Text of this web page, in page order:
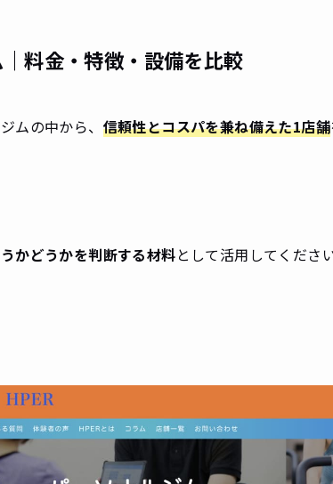
料金・特徴・設備を比較
ムの中から、 信頼性とコスパを兼ね備えた1店舗
かどうかを判断する材料として活用してください